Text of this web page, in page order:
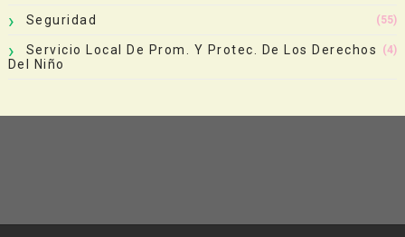
Seguridad (55)
Servicio Local De Prom. Y Protec. De Los Derechos
Del Niño
(4)